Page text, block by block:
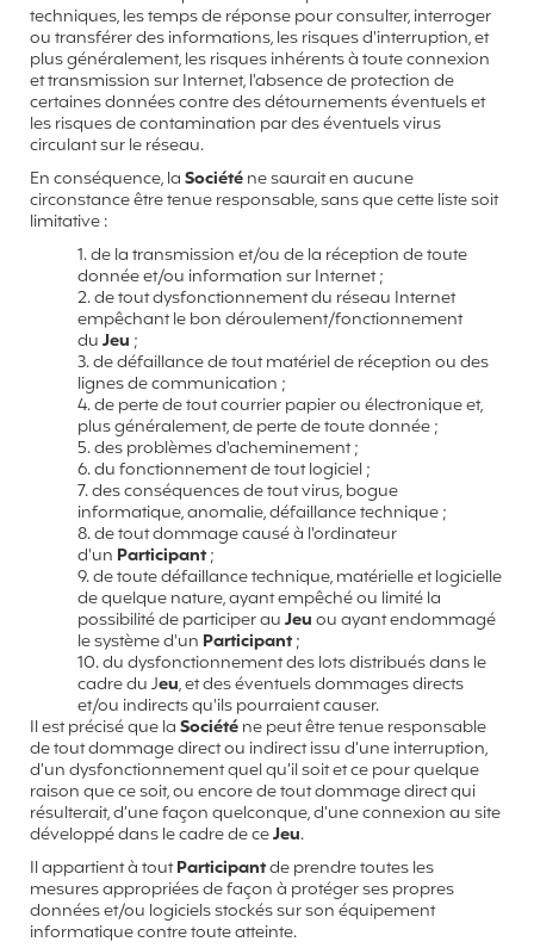
techniques, les temps de réponse pour consulter, interroger
ou transférer des informations, les risques d'interruption, et
plus généralement, les risques inhérents à toute connexion
et transmission sur Internet, l'absence de protection de
certaines données contre des détournements éventuels et
les risques de contamination par des éventuels virus
circulant sur le réseau.
En conséquence, laSociéténe saurait en aucune
circonstance être tenue responsable, sans que cette liste soit
limitative :
1. de la transmission et/ou de la réception de toute
donnée et/ou information sur Internet ;
2. de tout dysfonctionnement du réseau Internet
empêchant le bon déroulement/fonctionnement
duJeu ;
3. de défaillance de tout matériel de réception ou des
lignes de communication ;
4. de perte de tout courrier papier ou électronique et,
plus généralement, de perte de toute donnée ;
5. des problèmes d'acheminement ;
6. du fonctionnement de tout logiciel ;
7. des conséquences de tout virus, bogue
informatique, anomalie, défaillance technique ;
8. de tout dommage causé à l'ordinateur
d'un Participant;
9. de toute défaillance technique, matérielle et logicielle
de quelque nature, ayant empêché ou limité la
possibilité de participer auJeuou ayant endommagé
le système d'un Participant;
10. du dysfonctionnement des lots distribués dans le
cadre du Jeu, et des éventuels dommages directs
et/ou indirects qu'ils pourraient causer.
Il est précisé que laSociéténe peut être tenue responsable
de tout dommage direct ou indirect issu d’une interruption,
d’un dysfonctionnement quel qu’il soit et ce pour quelque
raison que ce soit, ou encore de tout dommage direct qui
résulterait, d’une façon quelconque, d’une connexion au site
développé dans le cadre de ceJeu.
Il appartient à toutParticipantde prendre toutes les
mesures appropriées de façon à protéger ses propres
données et/ou logiciels stockés sur son équipement
informatique contre toute atteinte.